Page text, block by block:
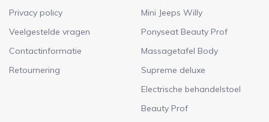
Privacy policy
Veelgestelde vragen
Contactinformatie
Retournering
Mini Jeeps Willy
Ponyseat Beauty Prof
Massagetafel Body
Supreme deluxe
Electrische behandelstoel
Beauty Prof